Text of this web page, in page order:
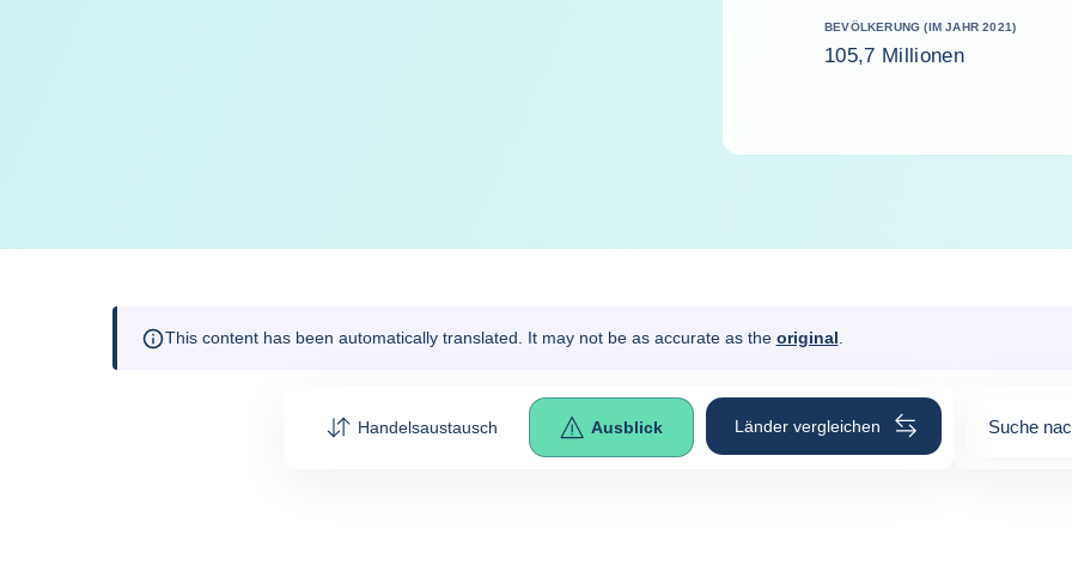
BEVÖLKERUNG (IM JAHR 2021)
105,7 Millionen
This content has been automatically translated. It may not be as accurate as the original
Handelsaustausch Ausblick Länder vergleichen Suche